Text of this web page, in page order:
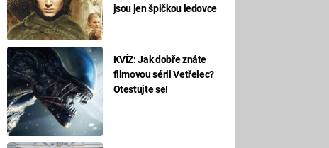
jsou jen špičkou ledovce
KVÍZ: Jak dobře znáte
filmovou sérii Vetřelec?
Otestujte se!